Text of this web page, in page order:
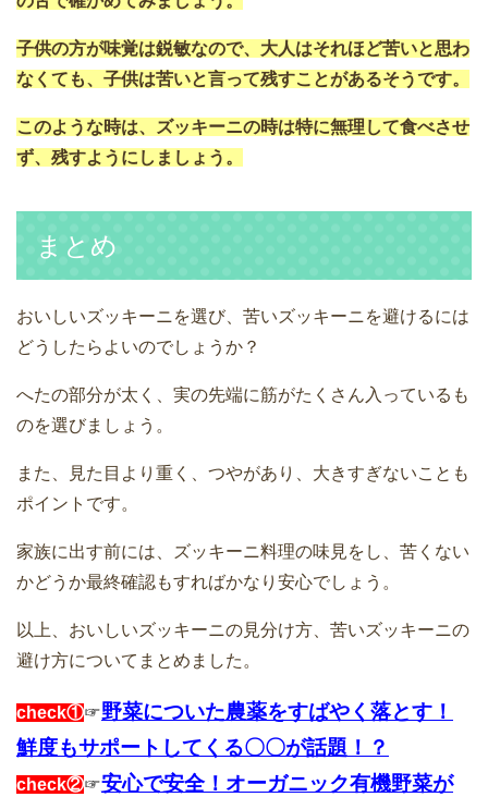
子供の方が味覚は鋭敏なので、大人はそれほど苦いと思わ
なくても、子供は苦いと言って残すことがあるそうです。
このような時は、ズッキーニの時は特に無理して食べさせ
ず、残すようにしましょう。
まとめ
おいしいズッキーニを選び、苦いズッキーニを避けるには
どうしたらよいのでしょうか？
へたの部分が太く、実の先端に筋がたくさん入っているも
のを選びましょう。
また、見た目より重く、つやがあり、大きすぎないことも
ポイントです。
家族に出す前には、ズッキーニ料理の味見をし、苦くない
かどうか最終確認もすればかなり安心でしょう。
以上、おいしいズッキーニの見分け方、苦いズッキーニの
避け方についてまとめました。
check①☞野菜についた農薬をすばやく落とす！
鮮度もサポートしてくる〇〇が話題！？
check②☞安心で安全！オーガニック有機野菜が